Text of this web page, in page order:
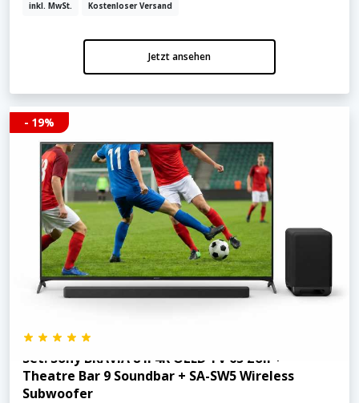
inkl. MwSt. Kostenloser Versand
Jetzt ansehen
- 19%
Set: Sony BRAVIA 8 II 4K OLED TV 65 Zoll +
Theatre Bar 9 Soundbar + SA-SW5 Wireless
Subwoofer